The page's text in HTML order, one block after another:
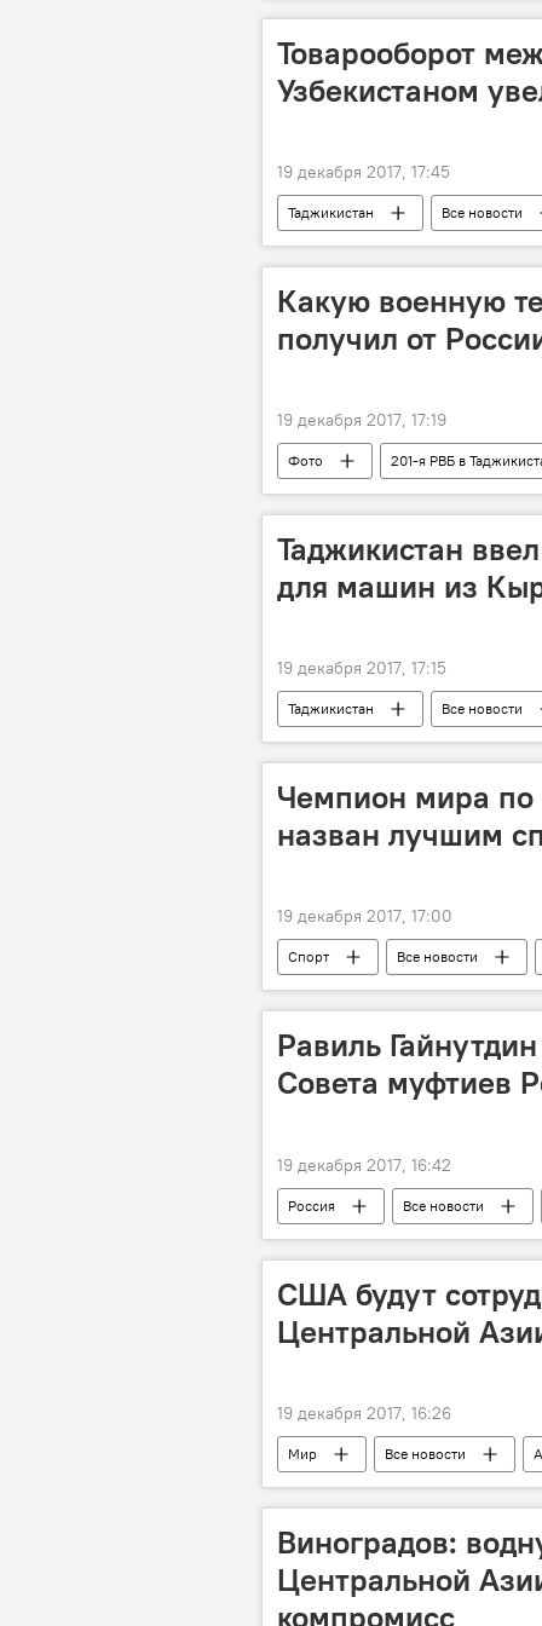
Товарооборот
Узбекистаном
19 декабря 2017, 17:45
Таджикистан Все новости
Узбекистан и Таджикистан: новости
Какую военную
получил от
19 декабря 2017, 17:19
Фото 201-я РВБ в
Армия и вооружение
Таджикистан
для машин из
19 декабря 2017, 17:15
Таджикистан Все новости
Чемпион мира по
назван лучшим
19 декабря 2017, 17:00
Спорт Все новости
Таджикистан: свежие новости спорта
Равиль
Совета муфтиев
19 декабря 2017, 16:42
Россия Все новости
США будут
Центральной
19 декабря 2017, 16:26
Мир Все новости
сотрудничество
Виноградов:
Центральной
компромисс